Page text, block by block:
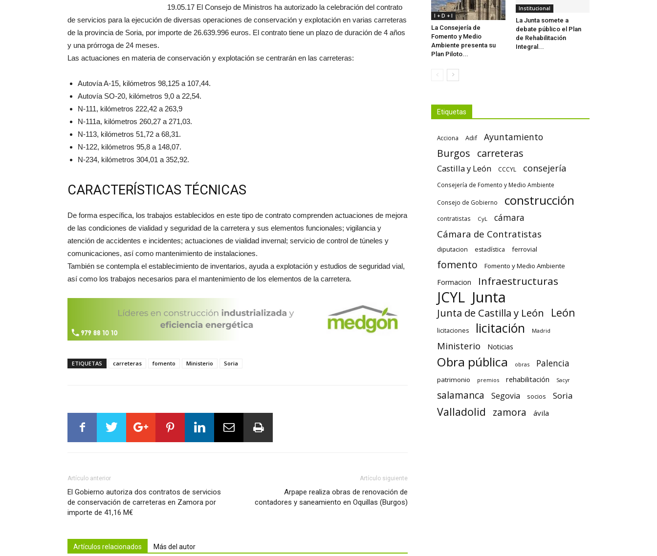
19.05.17 El Consejo de Ministros ha autorizado la celebración del contrato
de servicios para la ejecución de diversas operaciones de conservación y explotación en varias carreteras
de la provincia de Soria, por importe de 26.639.996 euros. El contrato tiene un plazo de duración de 4 años
y una prórroga de 24 meses.
Las actuaciones en materia de conservación y explotación se centrarán en las carreteras:
Autovía A-15, kilómetros 98,125 a 107,44.
Autovía SO-20, kilómetros 9,0 a 22,54.
N-111, kilómetros 222,42 a 263,9
N-111a, kilómetros 260,27 a 271,03.
N-113, kilómetros 51,72 a 68,31.
N-122, kilómetros 95,8 a 148,07.
N-234, kilómetros 304,01 a 352,92.
CARACTERÍSTICAS TÉCNICAS
De forma específica, los trabajos establecidos en este tipo de contrato comprenden actuaciones de mejora
de las condiciones de vialidad y seguridad de la carretera y sus elementos funcionales; vigilancia y
atención de accidentes e incidentes; actuaciones de vialidad invernal; servicio de control de túneles y
comunicaciones, así como mantenimiento de instalaciones.
También se contempla el establecimiento de inventarios, ayuda a explotación y estudios de seguridad vial,
así como los trabajos necesarios para el mantenimiento de los elementos de la carretera.
ETIQUETAS carreteras fomento Ministerio Soria
Artículo anterior
El Gobierno autoriza dos contratos de servicios
de conservación de carreteras en Zamora por
importe de 41,16 M€
Artículo siguiente
Arpape realiza obras de renovación de
contadores y saneamiento en Oquillas (Burgos)
Artículos relacionados Más del autor
I + D + I
La Consejería de
Fomento y Medio
Ambiente presenta su
Plan Piloto...
Institucional
La Junta somete a
debate público el Plan
de Rehabilitación
Integral...
Etiquetas
Acciona Adif Ayuntamiento
Burgos carreteras
Castilla y León CCCYL consejería
Consejería de Fomento y Medio Ambiente
Consejo de Gobierno construcción
contratistas CyL cámara
Cámara de Contratistas
diputacion estadística ferrovial
fomento Fomento y Medio Ambiente
Formacion Infraestructuras
JCYL Junta
Junta de Castilla y León León
licitaciones licitación Madrid
Ministerio Noticias
Obra pública obras Palencia
patrimonio premios rehabilitación Sacyr
salamanca Segovia socios Soria
Valladolid zamora ávila